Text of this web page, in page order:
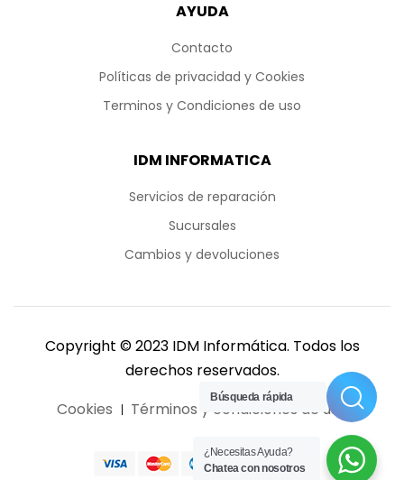
Búsqueda rápida
Buscar
AYUDA
Contacto
Políticas de privacidad y Cookies
Terminos y Condiciones de uso
IDM INFORMATICA
Servicios de reparación
Sucursales
Cambios y devoluciones
Copyright © 2023 IDM Informática. Todos los
derechos reservados.
Cookies
Términos y condiciones de uso
¿Necesitas Ayuda?
Chatea con nosotros